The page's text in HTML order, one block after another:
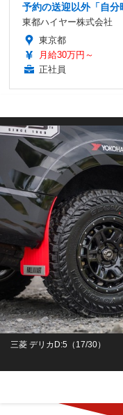
予約の送迎以外「自
東都ハイヤー株式会社
東京都
月給30万円～
正社員
三菱 デリカD:5（17/30）